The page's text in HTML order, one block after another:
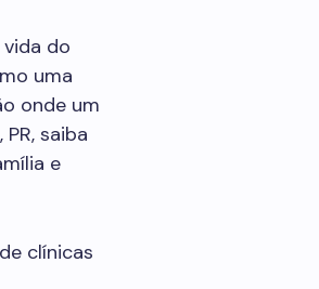
do
uma
onde um
saiba
e
clínicas